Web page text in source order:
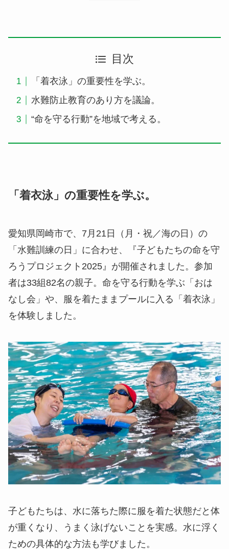
目次
「着衣泳」の重要性を学ぶ。
水難防止教育のあり方を議論。
“命を守る行動”を地域で考える。
「着衣泳」の重要性を学ぶ。
愛知県岡崎市で、7月21日（月・祝／海の日）の
「水難訓練の日」に合わせ、『子どもたちの命を守
ろうプロジェクト2025』が開催されました。参加
者は33組82名の親子。命を守る行動を学ぶ「おは
なし会」や、服を着たままプールに入る「着衣泳」
を体験しました。
子どもたちは、水に落ちた際に服を着た状態だと体
が重くなり、うまく泳げないことを実感。水に浮く
ための具体的な方法も学びました。